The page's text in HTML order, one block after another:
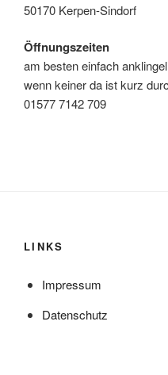
50170 Kerpen-Sindorf
Öffnungszeiten
am besten einfach
wenn keiner da ist kurz
01577 7142 709
LINKS
Impressum
Datenschutz